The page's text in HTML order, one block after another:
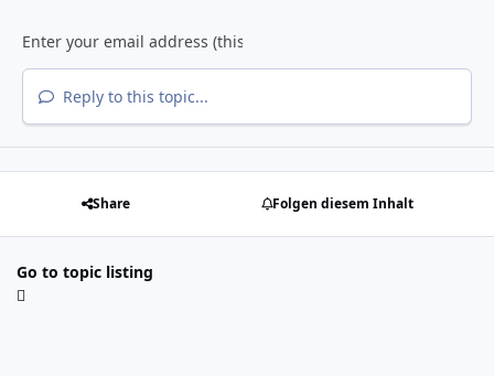
Reply to this topic...
Share Folgen diesem Inhalt
Go to topic listing